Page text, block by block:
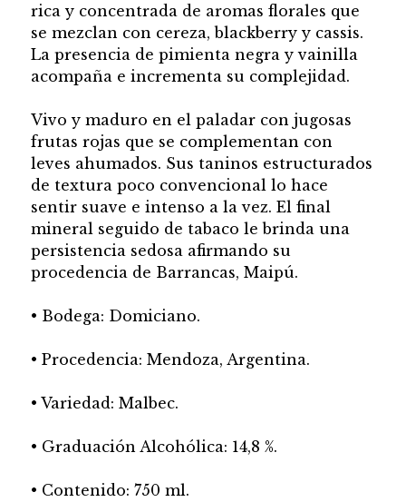
rica y concentrada de aromas florales que
se mezclan con cereza, blackberry y cassis.
La presencia de pimienta negra y vainilla
acompaña e incrementa su complejidad.
Vivo y maduro en el paladar con jugosas
frutas rojas que se complementan con
leves ahumados. Sus taninos estructurados
de textura poco convencional lo hace
sentir suave e intenso a la vez. El final
mineral seguido de tabaco le brinda una
persistencia sedosa afirmando su
procedencia de Barrancas, Maipú.
• Bodega: Domiciano.
• Procedencia: Mendoza, Argentina.
• Variedad: Malbec.
• Graduación Alcohólica: 14,8 %.
• Contenido: 750 ml.